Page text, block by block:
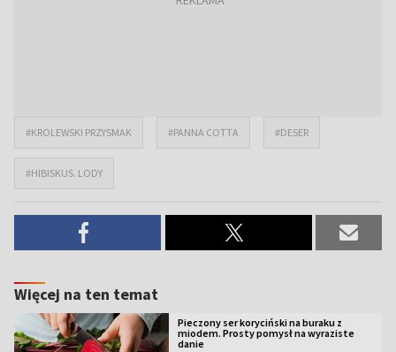
#KROLEWSKI PRZYSMAK #PANNA COTTA #DESER
#HIBISKUS. LODY
Więcej na ten temat
Pieczony ser koryciński na buraku z
miodem. Prosty pomysł na wyraziste
danie